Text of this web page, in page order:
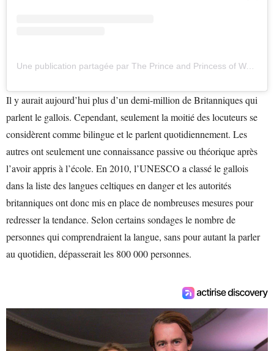
Une publication partagée par The Prince and Princess of Wales (@princeandprincessofwales)
Il y aurait aujourd’hui plus d’un demi-million de Britanniques qui
parlent le gallois. Cependant, seulement la moitié des locuteurs se
considèrent comme bilingue et le parlent quotidiennement. Les
autres ont seulement une connaissance passive ou théorique après
l’avoir appris à l’école. En 2010, l’UNESCO a classé le gallois
dans la liste des langues celtiques en danger et les autorités
britanniques ont donc mis en place de nombreuses mesures pour
redresser la tendance. Selon certains sondages le nombre de
personnes qui comprendraient la langue, sans pour autant la parler
au quotidien, dépasserait les 800 000 personnes.